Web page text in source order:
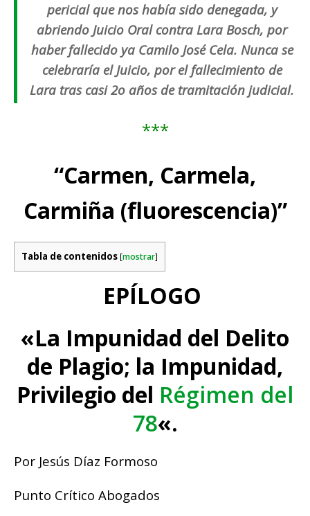
pericial que nos había sido denegada, y
abriendo Juicio Oral contra Lara Bosch, por
haber fallecido ya Camilo José Cela. Nunca se
celebraría el Juicio, por el fallecimiento de
Lara tras casi 2o años de tramitación judicial.
***
“Carmen, Carmela,
Carmiña (fluorescencia)”
Tabla de contenidos [mostrar]
EPÍLOGO
«La Impunidad del Delito
de Plagio; la Impunidad,
Privilegio del Régimen del
78«.
Por Jesús Díaz Formoso
Punto Crítico Abogados